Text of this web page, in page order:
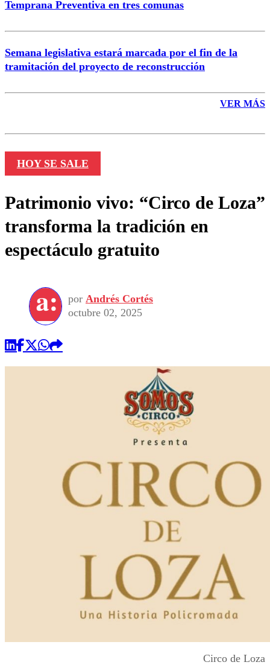
Temprana Preventiva en tres comunas
Semana legislativa estará marcada por el fin de la
tramitación del proyecto de reconstrucción
VER MÁS
HOY SE SALE
Patrimonio vivo: “Circo de Loza”
transforma la tradición en
espectáculo gratuito
por Andrés Cortés
octubre 02, 2025
Circo de Loza